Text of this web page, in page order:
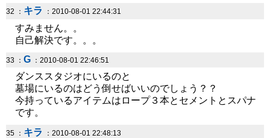
32 ： キラ ：2010-08-01 22:44:31
すみません。。
自己解決です。。。
33 ： G ：2010-08-01 22:46:51
ダンススタジオにいるのと
墓場にいるのはどう倒せばいいのでしょう？？
今持っているアイテムはロープ３本とセメントとスパナ
です。
35 ： キラ ：2010-08-01 22:48:13